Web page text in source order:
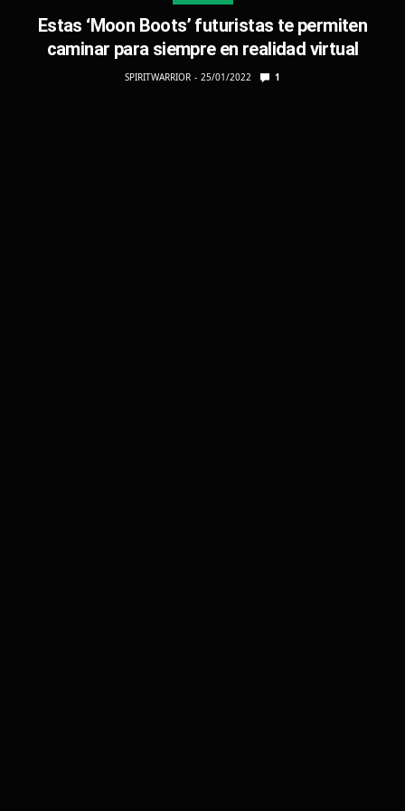
Estas ‘Moon Boots’ futuristas te permiten
caminar para siempre en realidad virtual
SPIRITWARRIOR 25/01/2022 1